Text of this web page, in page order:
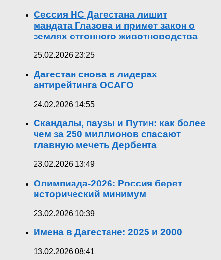
Сессия НС Дагестана лишит
мандата Глазова и примет закон о
землях отгонного животноводства
25.02.2026 23:25
Дагестан снова в лидерах
антирейтинга ОСАГО
24.02.2026 14:55
Скандалы, паузы и Путин: как более
чем за 250 миллионов спасают
главную мечеть Дербента
23.02.2026 13:49
Олимпиада-2026: Россия берет
исторический минимум
23.02.2026 10:39
Имена в Дагестане: 2025 и 2000
13.02.2026 08:41